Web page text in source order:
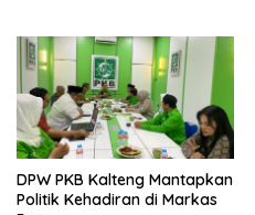
DPW PKB Kalteng Mantapkan
Politik Kehadiran di Markas